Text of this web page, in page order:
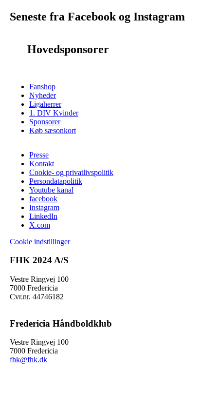
Seneste fra Facebook og Instagram
Hovedsponsorer
Fanshop
Nyheder
Ligaherrer
1. DIV Kvinder
Sponsorer
Køb sæsonkort
Presse
Kontakt
Cookie- og privatlivspolitik
Persondatapolitik
Youtube kanal
facebook
Instagram
LinkedIn
X.com
Cookie indstillinger
FHK 2024 A/S
Vestre Ringvej 100
7000 Fredericia
Cvr.nr. 44746182
Fredericia Håndboldklub
Vestre Ringvej 100
7000 Fredericia
fhk@fhk.dk